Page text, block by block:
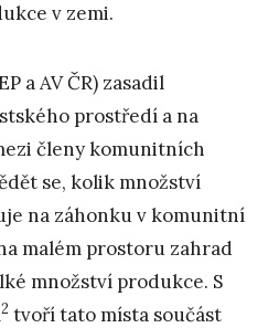
v zemi.
a AV ČR) zasadil
prostředí a na
členy komunitních
se, kolik množství
na záhonku v komunitní
malém prostoru zahrad
množství produkce. S
2 tvoří tato místa součást